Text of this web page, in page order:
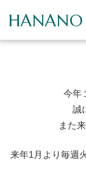
今年
誠
また
来年1月より毎週